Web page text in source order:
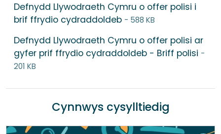
Defnydd Llywodraeth Cymru o offer polisi i
brif ffrydio cydraddoldeb - 588 KB
Defnydd Llywodraeth Cymru o offer polisi ar
gyfer prif ffrydio cydraddoldeb - Briff polisi -
201 KB
Cynnwys cysylltiedig